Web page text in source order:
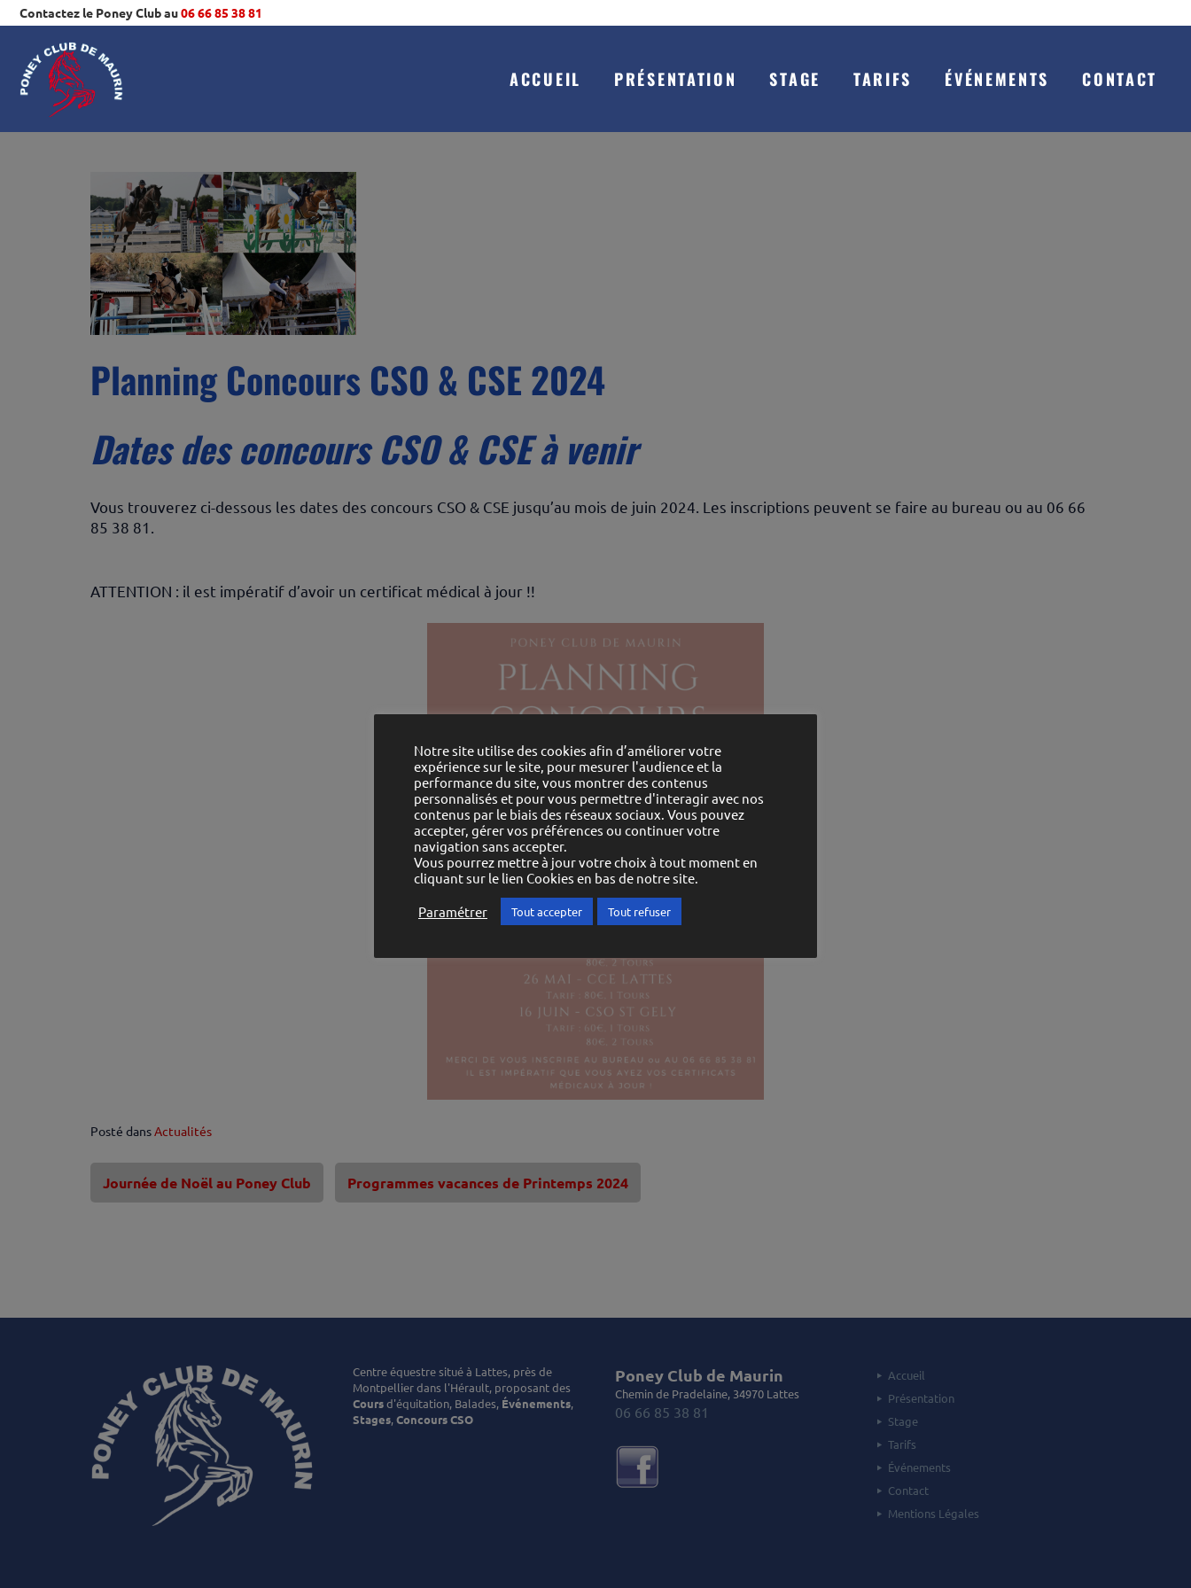
Contactez le Poney Club au06 66 85 38 81
ACCUEIL PRÉSENTATION STAGE TARIFS ÉVÉNEMENTS CONTACT
Planning Concours CSO & CSE 2024
Dates des concours CSO & CSE à venir
Vous trouverez ci-dessous les dates des concours CSO & CSE jusqu’au mois de juin 2024. Les inscriptions peuvent se faire au bureau ou au 06 66
85 38 81.
ATTENTION : il est impératif d’avoir un certificat médical à jour !!
Posté dansActualités
Journée de Noël au Poney Club Programmes vacances de Printemps 2024
Centre équestre situé à Lattes, près de
Montpellier dans l'Hérault, proposant des
Coursd'équitation, Balades, Événements,
Stages,Concours CSO
Poney Club de Maurin
Chemin de Pradelaine, 34970 Lattes
06 66 85 38 81
Accueil
Présentation
Stage
Tarifs
Événements
Contact
Mentions Légales
Notre site utilise des cookies afin d’améliorer votre
expérience sur le site, pour mesurer l'audience et la
performance du site, vous montrer des contenus
personnalisés et pour vous permettre d'interagir avec nos
contenus par le biais des réseaux sociaux. Vous pouvez
accepter, gérer vos préférences ou continuer votre
navigation sans accepter.
Vous pourrez mettre à jour votre choix à tout moment en
cliquant sur le lien Cookies en bas de notre site.
Paramétrer
Tout accepter Tout refuser